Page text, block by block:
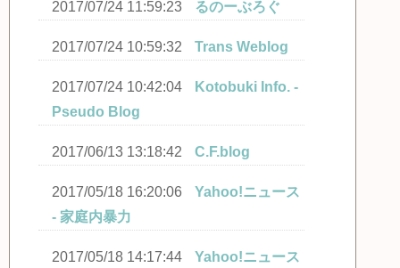
2017/07/24 11:59:23 るのーぶろぐ
2017/07/24 10:59:32 Trans Weblog
2017/07/24 10:42:04
Kotobuki Info. -
Pseudo Blog
2017/06/13 13:18:42 C.F.blog
2017/05/18 16:20:06
Yahoo!ニュース
- 家庭内暴力
2017/05/18 14:17:44
Yahoo!ニュース